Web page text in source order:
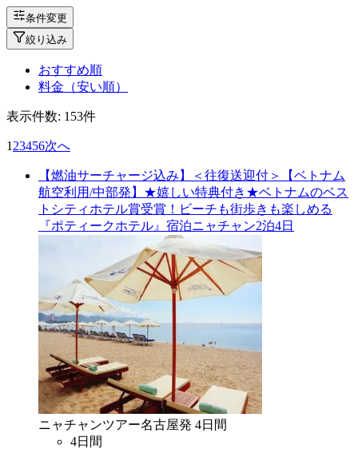
条件変更
絞り込み
おすすめ順
料金（安い順）
表示件数: 153件
1 23456次へ
【燃油サーチャージ込み】＜往復送迎付＞【ベトナム
航空利用/中部発】★嬉しい特典付き★ベトナムのベス
トシティホテル賞受賞！ビーチも街歩きも楽しめる
『ポティークホテル』宿泊ニャチャン2泊4日
ニャチャンツアー名古屋発 4日間
4日間